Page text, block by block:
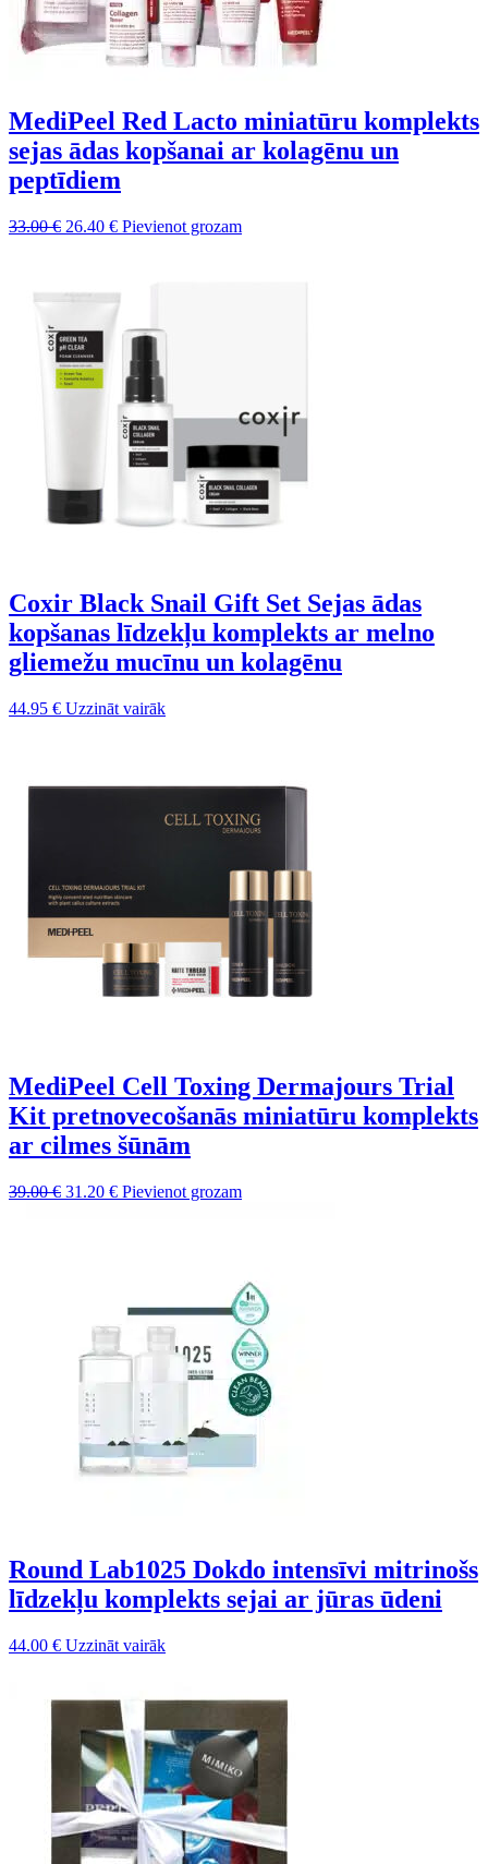
MediPeel Red Lacto miniatūru komplekts
sejas ādas kopšanai ar kolagēnu un
peptīdiem
33.00€ Sākotnējā
26.40 €Pašreizējā
Pievienot grozam
Coxir Black Snail Gift Set Sejas ādas
kopšanas līdzekļu komplekts ar melno
gliemežu mucīnu un kolagēnu
44.95 € Uzzināt vairāk
MediPeel Cell Toxing Dermajours Trial
Kit pretnovecošanās miniatūru komplekts
ar cilmes šūnām
39.00€ Sākotnējā
31.20 €Pašreizējā
Pievienot grozam
Round Lab1025 Dokdo intensīvi mitrinošs
līdzekļu komplekts sejai ar jūras ūdeni
44.00 € Uzzināt vairāk